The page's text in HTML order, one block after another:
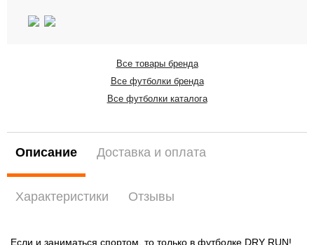
Все товары бренда
Все футболки бренда
Все футболки каталога
Описание Доставка и оплата
Характеристики Отзывы
Если и заниматься спортом, то только в футболке DRY RUN!